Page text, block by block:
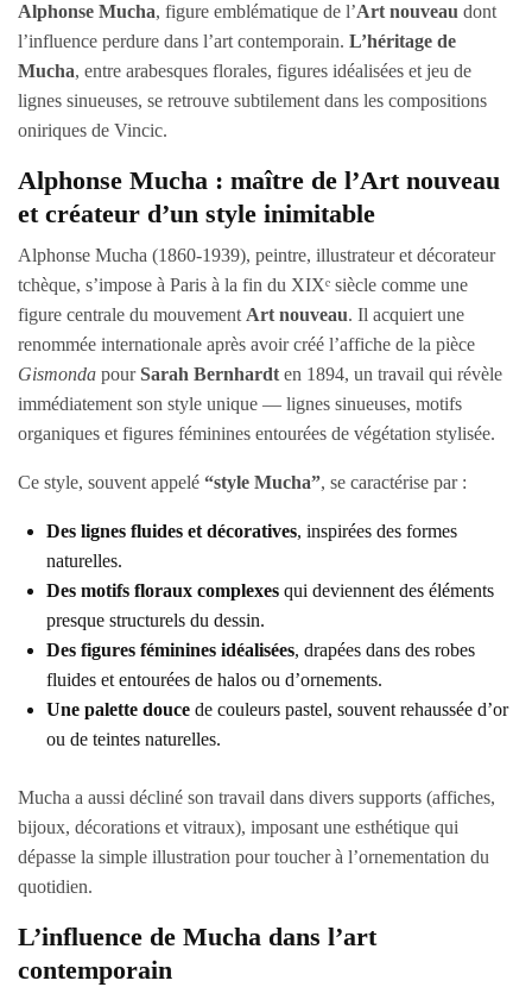
Alphonse Mucha, figure emblématique de l’Art nouveau dont
l’influence perdure dans l’art contemporain. L’héritage de
Mucha, entre arabesques florales, figures idéalisées et jeu de
lignes sinueuses, se retrouve subtilement dans les compositions
oniriques de Vincic.
Alphonse Mucha : maître de l’Art nouveau
et créateur d’un style inimitable
Alphonse Mucha (1860-1939), peintre, illustrateur et décorateur
tchèque, s’impose à Paris à la fin du XIXᵉ siècle comme une
figure centrale du mouvement Art nouveau. Il acquiert une
renommée internationale après avoir créé l’affiche de la pièce
Gismonda pourSarah Bernhardt en 1894, un travail qui révèle
immédiatement son style unique — lignes sinueuses, motifs
organiques et figures féminines entourées de végétation stylisée.
Ce style, souvent appelé “style Mucha”, se caractérise par :
Des lignes fluides et décoratives, inspirées des formes
naturelles.
Des motifs floraux complexes qui deviennent des éléments
presque structurels du dessin.
Des figures féminines idéalisées, drapées dans des robes
fluides et entourées de halos ou d’ornements.
Une palette douce de couleurs pastel, souvent rehaussée d’or
ou de teintes naturelles.
Mucha a aussi décliné son travail dans divers supports (affiches,
bijoux, décorations et vitraux), imposant une esthétique qui
dépasse la simple illustration pour toucher à l’ornementation du
quotidien.
L’influence de Mucha dans l’art
contemporain